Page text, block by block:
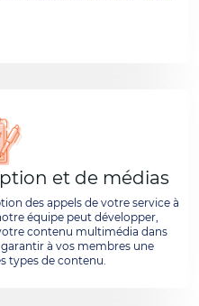
et de médias
des appels de votre service à
équipe peut développer,
contenu multimédia dans
à vos membres une
types de contenu.